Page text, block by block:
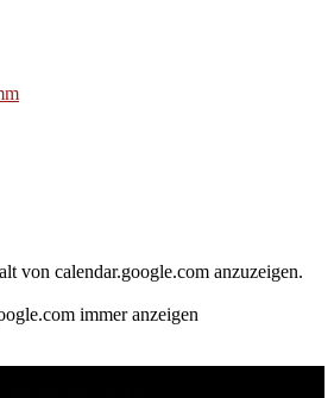
von calendar.google.com anzuzeigen.
immer anzeigen